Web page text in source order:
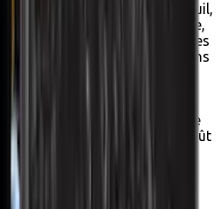
des graines de fenouil,
gingembre, de la cardamome,
de Ceylan et des feuilles
doit être frit brièvement dans
les autres ingrédients pour
les saveurs. Assaisonnez vos
même un peu de sucre pour
Il est courant pour chaque
propre curry, adapté au goût
des cultures d'épices. Si
mélangez un peu de
avant de le faire sauter